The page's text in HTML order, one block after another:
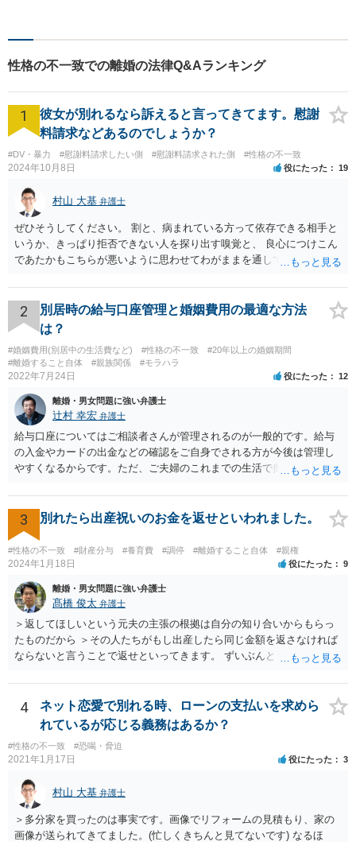
も、早めにお越しいただい
て、一緒に解決を目指しまし
ょう。
性格の不一致での離婚の法律Q&Aランキング
1
彼女が別れるなら訴えると言ってきてます。慰謝
料請求などあるのでしょうか？
#DV・暴力 #慰謝料請求したい側 #慰謝料請求された側 #性格の不一致
2024年10月8日 役にたった 19
村山 大基 弁護士
ぜひそうしてください。 割と、病まれている方って依存できる相手と
いうか、きっぱり拒否できない人を探り出す嗅覚と、 良心につけこん
であたかもこちらが悪いように思わせてわがままを通してくる力がす
いのがおすすめです。 二人だけの密室で好き勝手していても、割と弁
護士とか警察が関与すると しゅんとする人が多いです。
2
別居時の給与口座管理と婚姻費用の最適な方法
は？
#婚姻費用(別居中の生活費など) #性格の不一致
#20年以上の婚姻期間
#離婚すること自体
#親族関係 #モラハラ
2022年7月24日 役にたった 12
離婚・男女問題に強い弁護士
辻村 幸宏 弁護士
給与口座についてはご相談者さんが管理されるのが一般的です。給与
の入金やカードの出金などの確認をご自身でされる方が今後は管理し
やすくなるからです。ただ、ご夫婦のこれまでの生活で奥様が管理さ
しても構わないとは思います。 隠し財産といっても、収入は給与だけ
で隠しようがないでしょうし、今わかっていない財産がないのであれ
ば別居後に新たな財産ができてもお互いに分与を主張できないことに
はなりますので杞憂ということになろうかと思います。 婚姻費用を渡
さないというおそれを奥様が抱くのはやむない面もあるとは思います
が、ここは信じていただくしかないですし、婚姻費用の金額の合意が
できるかどうかの方が重要だと思います（合意できなれば納得した金
額をもらえないという意味では、奥様の不満は残るからです）。 特別
経費という問題はあるのですが、一般には、収入から婚姻費用は定め
られ、全ての生活費が入っていると見ます。奥様の利益のために支払
っている費用については、婚姻費用から引くことも相当だと思いま
3 別れたら出産祝いのお金を返せといわれました。
#性格の不一致 #財産分与 #養育費 #調停 #離婚すること自体 #親権
2024年1月18日 役にたった 9
離婚・男女問題に強い弁護士
髙橋 俊太 弁護士
＞返してほしいという元夫の主張の根拠は自分の知り合いからもらっ
たものだから ＞その人たちがもし出産したら同じ金額を返さなければ
ならないと言うことで返せといってきます。 ずいぶんとトリッキーな
さなければならない】ということですが、元夫がご友人に出産祝いを
贈る場合、その意味合いは贈与・お祝いであって返礼（≒内祝い）で
はないはずです。（というより、返礼義務履行のような意味合いだと
したら、出産祝いを受け取る側も気持ちの問題として嫌なのではない
でしょうか。） いずれにしましても、貴方に返還義務はないので応じ
る必要はありません。あまりにしつこいようであれば、弁護士から内
容証明などで通知すれば止まるのではないかと思います。
4
ネット恋愛で別れる時、ローンの支払いを求めら
れているが応じる義務はあるか？
#性格の不一致 #恐喝・脅迫
2021年1月17日 役にたった 3
村山 大基 弁護士
＞多分家を買ったのは事実です。画像でリフォームの見積もり、家の
画像が送られてきてました。(忙しくきちんと見てないです) なるほ